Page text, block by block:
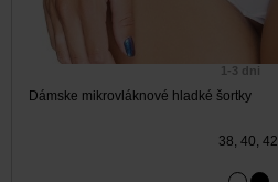
1-3 dni
Dámske mikrovláknové hladké šortky
38, 40, 42